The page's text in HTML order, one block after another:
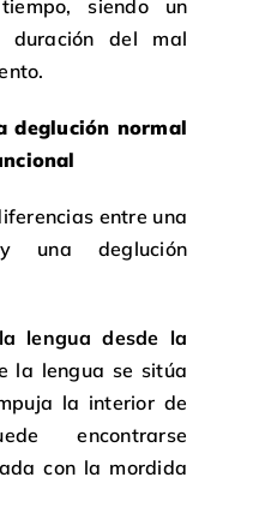
siendo un
del mal
deglución normal
entre una
una deglución
lengua desde la
la lengua se sitúa
la interior de
encontrarse
con la mordida